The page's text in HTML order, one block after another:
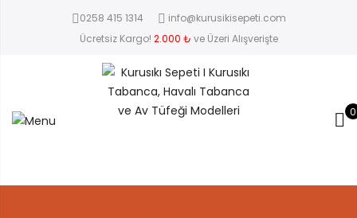
0258 415 1314
info@kurusikisepeti.com
Ücretsiz Kargo! 2.000 ₺ ve Üzeri Alışverişte
0